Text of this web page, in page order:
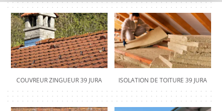
COUVREUR ZINGUEUR 39 JURA ISOLATION DE TOITURE 39 JURA